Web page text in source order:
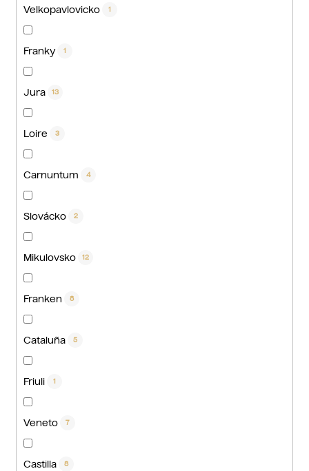
Velkopavlovicko 1
Franky 1
Jura 13
Loire 3
Carnuntum 4
Slovácko 2
Mikulovsko 12
Franken 8
Cataluña 5
Friuli 1
Veneto 7
Castilla 8